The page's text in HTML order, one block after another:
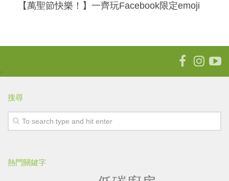
放映會
【萬聖節快樂！】一齊玩Facebook限定emoji
.
搜尋
熱門關鍵字